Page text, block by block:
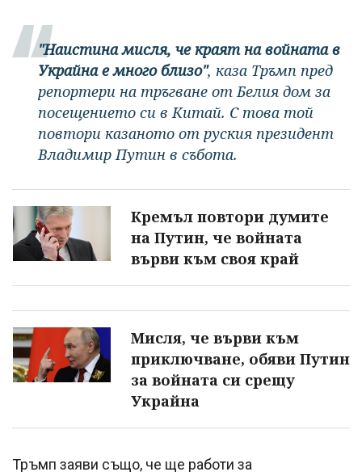
"Наистина мисля, че краят на войната в
Украйна е много близо", каза Тръмп пред
репортери на тръгване от Белия дом за
посещението си в Китай. С това той
повтори казаното от руския президент
Владимир Путин в събота.
Кремъл повтори думите
на Путин, че войната
върви към своя край
Мисля, че върви към
приключване, обяви Путин
за войната си срещу
Украйна
Тръмп заяви също, че ще работи за